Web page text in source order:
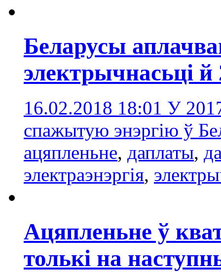
Беларусы
электрычнасьці
16.02.2018 18:01 У
спажытую энэргію ў
ацяпленьне, даплаты,
электраэнэргія,
Ацяпленьне ў
толькі на